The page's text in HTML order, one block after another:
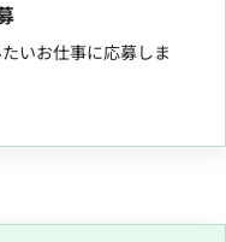
いお仕事に応募しま